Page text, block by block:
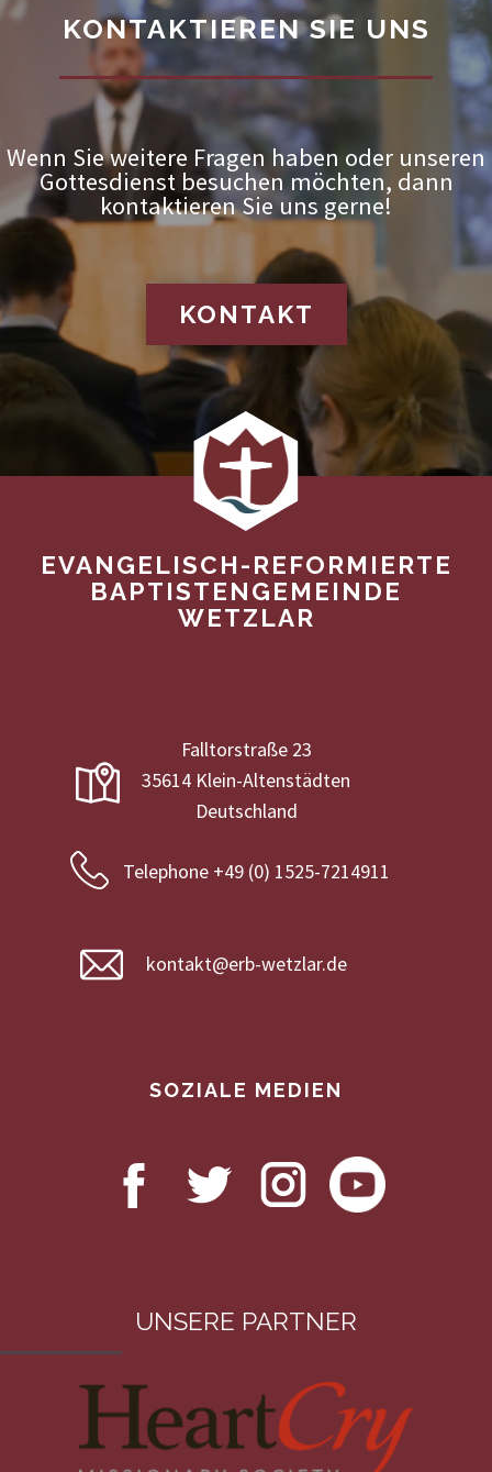
KONTAKTIEREN SIE UNS
Wenn Sie weitere Fragen haben oder unseren
Gottesdienst besuchen möchten, dann
kontaktieren Sie uns gerne!
KONTAKT
EVANGELISCH-REFORMIERTE
BAPTISTENGEMEINDE
WETZLAR
Falltorstraße 23
35614 Klein-Altenstädten
Deutschland
Telephone +49 (0) 1525-7214911
kontakt@erb-wetzlar.de
SOZIALE MEDIEN
UNSERE PARTNER